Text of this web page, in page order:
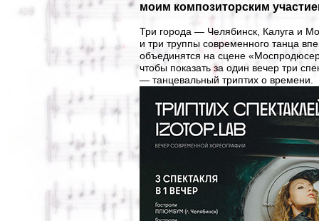
моим композиторским
Три города — Челябинск, Калуга и
и три труппы современного танца
объединятся на сцене
чтобы показать за один вечер три
— танцевальный триптих о времени.